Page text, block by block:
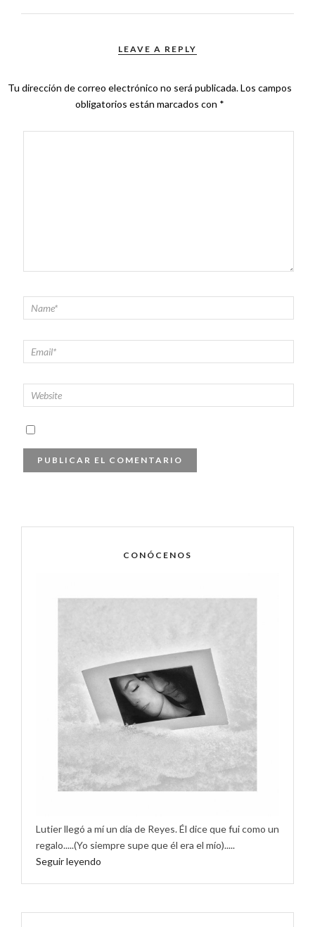
LEAVE A REPLY
Tu dirección de correo electrónico no será publicada.Los campos
obligatorios están marcados con *
CONÓCENOS
Lutier llegó a mí un día de Reyes. Él dice que fui como un
regalo.....(Yo siempre supe que él era el mío).....
Seguir leyendo